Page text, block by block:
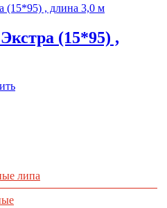
(15*95) ,
липа